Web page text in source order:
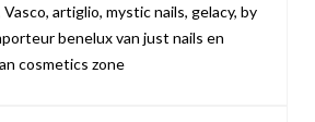
artiglio, mystic nails, gelacy, by
benelux van just nails en
cosmetics zone